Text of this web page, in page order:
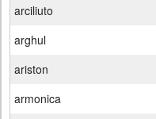
arciliuto
arghul
ariston
armonica